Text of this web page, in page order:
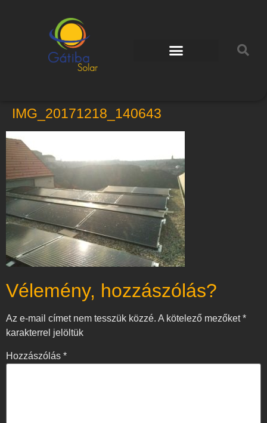
IMG_20171218_140643
Vélemény, hozzászólás?
Az e-mail címet nem tesszük közzé. A kötelező mezőket*
karakterrel jelöltük
Hozzászólás *